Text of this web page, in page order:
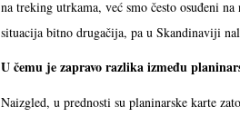
na treking utrkama, već smo često osuđeni
situacija bitno drugačija, pa u Skandinaviji
U čemu je zapravo razlika između
Naizgled, u prednosti su planinarske karte